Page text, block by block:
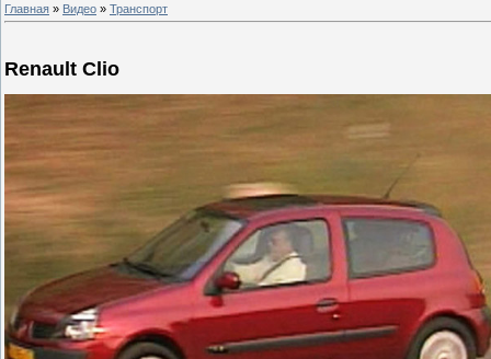
Главная » Видео » Транспорт
Renault Сlio